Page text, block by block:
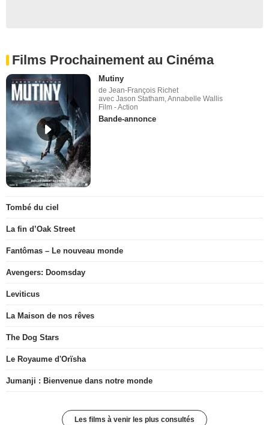
Films Prochainement au Cinéma
Mutiny
de Jean-François Richet
avec Jason Statham, Annabelle Wallis
Film - Action
Bande-annonce
Tombé du ciel
La fin d’Oak Street
Fantômas – Le nouveau monde
Avengers: Doomsday
Leviticus
La Maison de nos rêves
The Dog Stars
Le Royaume d'Orïsha
Jumanji : Bienvenue dans notre monde
Les films à venir les plus consultés